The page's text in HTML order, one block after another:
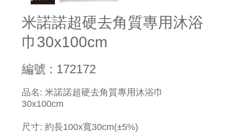
米諾諾超硬去角質專用沐浴
巾30x100cm
編號 : 172172
品名: 米諾諾超硬去角質專用沐浴巾
30x100cm
尺寸: 約長100x寬30cm(±5%)